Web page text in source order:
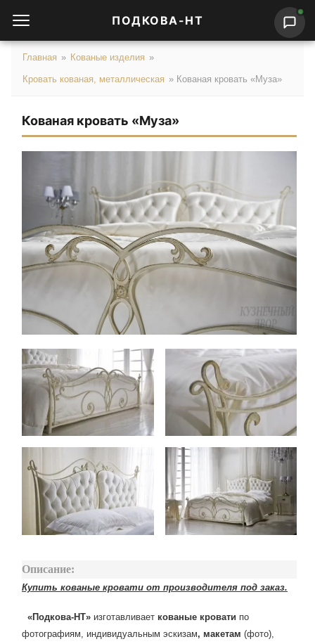
ПОДКОВА-НТ
Главная » Кованые изделия »
Кровать кованая, металлическая » Кованая кровать «Муза»
Кованая кровать «Муза»
Описание:
Купить кованые кровати от производителя под заказ.
«Подкова-НТ» изготавливает кованые кровати по
фотографиям, индивидуальным эскизам, макетам (фото),